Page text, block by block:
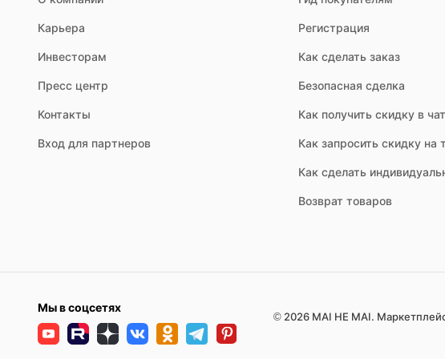
- Размер и вместимость. Комплекты варьируются от компактных на 2-4
- Материал и износостойкость. Учитывайте климатические условия
Использование обеденного комплекта на открытом воздухе
Карьера
Инвесторам
Пресс центр
Контакты
Вход для партнеров
Регистрация
Как сделать заказ
Безопасная сделка
Как получить скидку в
Как запросить скидку на
Как сделать
Возврат товаров
Мы в соцсетях
© 2026 MAI HE MAI.